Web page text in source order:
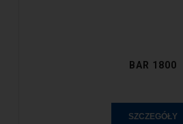
BAR 1800
SZCZEGÓŁY